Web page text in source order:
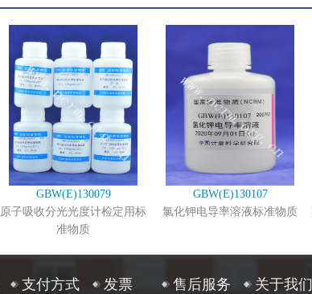
GBW(E)130079
原子吸收分光光度计检定用标
准物质
GBW(E)130107
氯化钾电导率溶液标准物质
支付方式 发票 售后服务 关于我们